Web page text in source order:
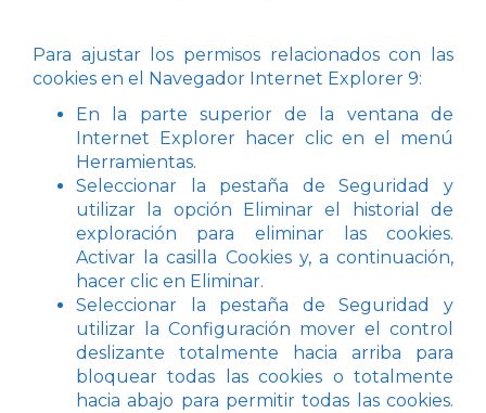
Para ajustar los permisos relacionados con las
cookies en el Navegador Internet Explorer 9:
En la parte superior de la ventana de
Internet Explorer hacer clic en el menú
Herramientas.
Seleccionar la pestaña de Seguridad y
utilizar la opción Eliminar el historial de
exploración para eliminar las cookies.
Activar la casilla Cookies y, a continuación,
hacer clic en Eliminar.
Seleccionar la pestaña de Seguridad y
utilizar la Configuración mover el control
deslizante totalmente hacia arriba para
bloquear todas las cookies o totalmente
hacia abajo para permitir todas las cookies.